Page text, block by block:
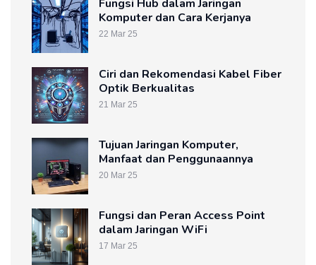
Fungsi Hub dalam Jaringan
Komputer dan Cara Kerjanya
22 Mar 25
Ciri dan Rekomendasi Kabel Fiber
Optik Berkualitas
21 Mar 25
Tujuan Jaringan Komputer,
Manfaat dan Penggunaannya
20 Mar 25
Fungsi dan Peran Access Point
dalam Jaringan WiFi
17 Mar 25